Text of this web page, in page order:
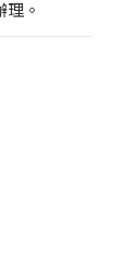
理。